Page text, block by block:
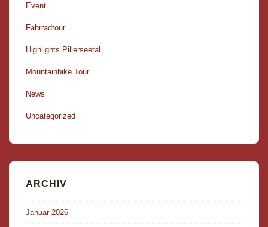
Event
Fahrradtour
Highlights Pillerseetal
Mountainbike Tour
News
Uncategorized
ARCHIV
Januar 2026